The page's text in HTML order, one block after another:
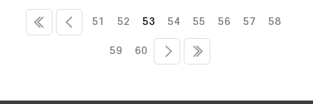
51 52 53 54 55 56 57 58
59 60